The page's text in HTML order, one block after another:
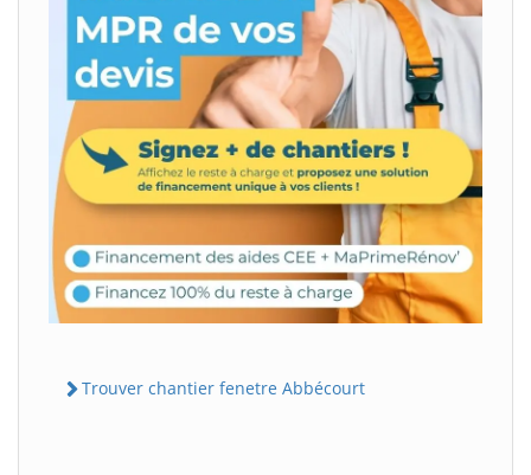
Trouver chantier fenetre Abbécourt